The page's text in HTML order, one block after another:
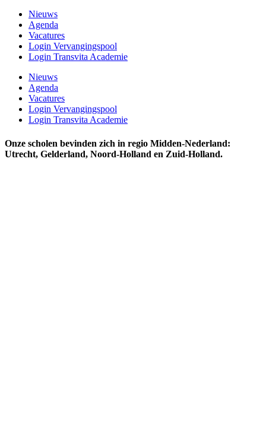
Nieuws
Agenda
Vacatures
Login Vervangingspool
Login Transvita Academie
Nieuws
Agenda
Vacatures
Login Vervangingspool
Login Transvita Academie
Onze scholen bevinden zich in regio Midden-Nederland:
Utrecht, Gelderland, Noord-Holland en Zuid-Holland.